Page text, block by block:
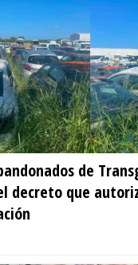
de
decreto que